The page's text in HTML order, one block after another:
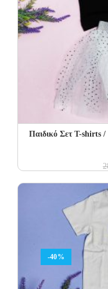
Παιδικό Σετ Τ-shirts
-40%